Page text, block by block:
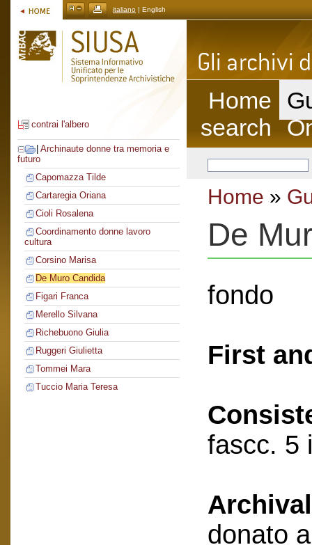
italiano | English
contrai l'albero
Archinaute donne tra memoria e
futuro
Capomazza Tilde
Cartaregia Oriana
Cioli Rosalena
Coordinamento donne lavoro
cultura
Corsino Marisa
De Muro Candida
Figari Franca
Merello Silvana
Richebuono Giulia
Ruggeri Giulietta
Tommei Mara
Tuccio Maria Teresa
Home
search
Home »
De
fondo
First
fascc. 5
donato